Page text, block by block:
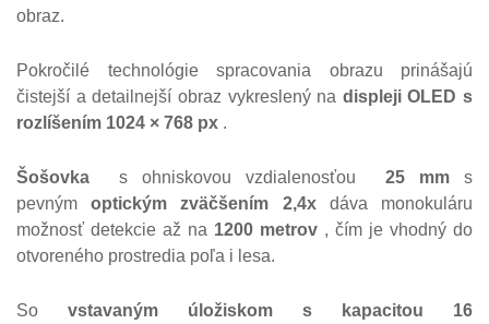
obraz.
Pokročilé technológie spracovania obrazu prinášajú
čistejší a detailnejší obraz vykreslený na displeji OLED s
rozlíšením 1024 × 768 px .
Šošovka s ohniskovou vzdialenosťou 25 mms
pevnýmoptickým zväčšením 2,4xdáva monokuláru
možnosť detekcie až na 1200 metrov , čím je vhodný do
otvoreného prostredia poľa i lesa.
So vstavaným úložiskom s kapacitou 16